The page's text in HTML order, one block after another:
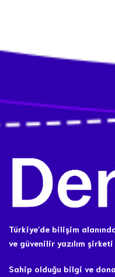
Türkiye’de bilişim
ve güvenilir yazılım
Sahip olduğu bilgi ve